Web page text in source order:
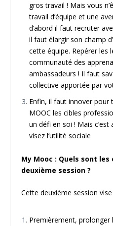
gros travail ! Mais vous
travail d’équipe et une
d’abord il faut recruter
il faut élargir son champ
cette équipe. Repérer les
communauté des
ambassadeurs ! Il faut
collective apportée par
Enfin, il faut innover pour
MOOC les cibles
un défi en soi ! Mais
visez l’utilité sociale
My Mooc : Quels sont
deuxième session ?
Cette deuxième session
Premièrement,